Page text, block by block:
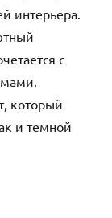
интерьера.
с
который
и темной